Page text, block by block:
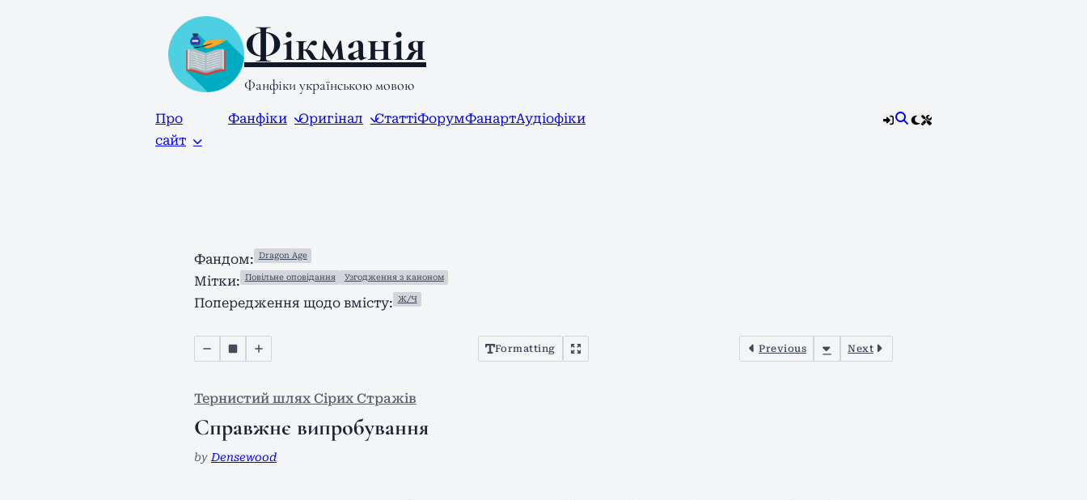
Фікманія
Фанфіки українською мовою
Про
сайт
Фанфіки Оригінал СтаттіФорумФанартАудіофіки
Фандом: Dragon Age
Мітки: Повільне оповідання Узгодження з каноном
Попередження щодо вмісту: Ж/Ч
Formatting Previous Next
Тернистий шлях Сірих Стражів
Справжнє випробування
by Densewood